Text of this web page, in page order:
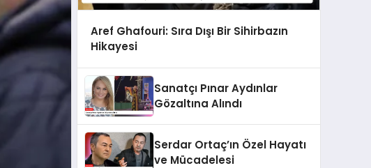
Aref Ghafouri: Sıra Dışı Bir Sihirbazın
Hikayesi
Sanatçı Pınar Aydınlar
Gözaltına Alındı
Serdar Ortaç’ın Özel Hayatı
ve Mücadelesi